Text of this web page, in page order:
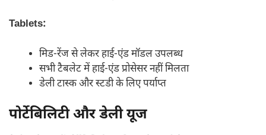
Tablets:
मिड-रेंज से लेकर हाई-एंड मॉडल उपलब्ध
सभी टैबलेट में हाई-एंड प्रोसेसर नहीं मिलता
डेली टास्क और स्टडी के लिए पर्याप्त
पोर्टेबिलिटी और डेली यूज